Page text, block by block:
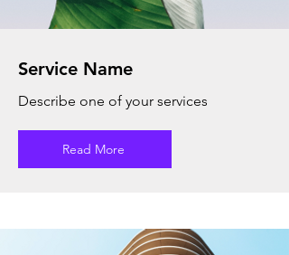
Service Name
Describe one of your services
Read More